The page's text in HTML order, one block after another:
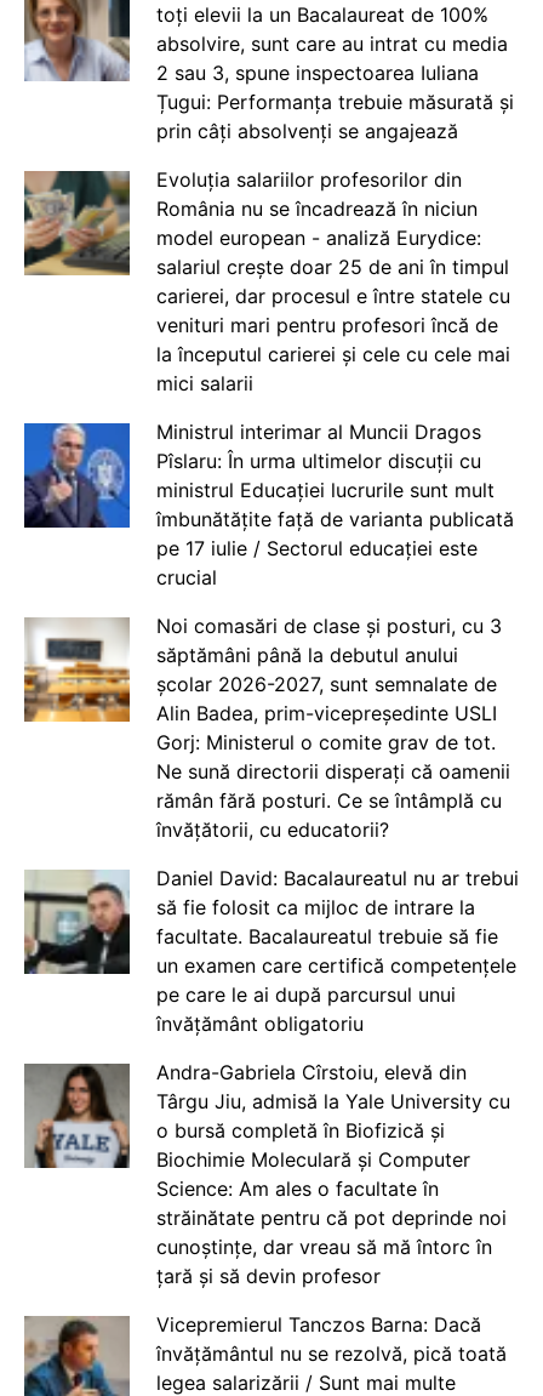
toți elevii la un Bacalaureat de 100%
absolvire, sunt care au intrat cu media
2 sau 3, spune inspectoarea Iuliana
Țugui: Performanța trebuie măsurată și
prin câți absolvenți se angajează
Evoluția salariilor profesorilor din
România nu se încadrează în niciun
model european - analiză Eurydice:
salariul crește doar 25 de ani în timpul
carierei, dar procesul e între statele cu
venituri mari pentru profesori încă de
la începutul carierei și cele cu cele mai
mici salarii
Ministrul interimar al Muncii Dragos
Pîslaru: În urma ultimelor discuții cu
ministrul Educației lucrurile sunt mult
îmbunătățite față de varianta publicată
pe 17 iulie / Sectorul educației este
crucial
Noi comasări de clase și posturi, cu 3
săptămâni până la debutul anului
școlar 2026-2027, sunt semnalate de
Alin Badea, prim-vicepreședinte USLI
Gorj: Ministerul o comite grav de tot.
Ne sună directorii disperați că oamenii
rămân fără posturi. Ce se întâmplă cu
învățătorii, cu educatorii?
Daniel David: Bacalaureatul nu ar trebui
să fie folosit ca mijloc de intrare la
facultate. Bacalaureatul trebuie să fie
un examen care certifică competențele
pe care le ai după parcursul unui
învățământ obligatoriu
Andra-Gabriela Cîrstoiu, elevă din
Târgu Jiu, admisă la Yale University cu
o bursă completă în Biofizică și
Biochimie Moleculară și Computer
Science: Am ales o facultate în
străinătate pentru că pot deprinde noi
cunoștințe, dar vreau să mă întorc în
țară și să devin profesor
Vicepremierul Tanczos Barna: Dacă
învățământul nu se rezolvă, pică toată
legea salarizării / Sunt mai multe